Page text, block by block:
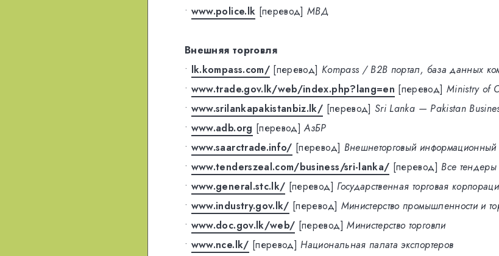
• www.police.lk [перевод] МВД
Внешняя торговля
• lk.kompass.com/ [перевод] Kompass / B2B портал, база данных
• www.trade.gov.lk/web/index.php?lang=en [перевод] Ministry of
• www.srilankapakistanbiz.lk/ [перевод] Sri Lanka — Pakistan
• www.adb.org [перевод] АзБР
• www.saarctrade.info/ [перевод] Внешнеторговый
• www.tenderszeal.com/business/sri-lanka/ [перевод] Все
• www.general.stc.lk/ [перевод] Государственная торговая
• www.industry.gov.lk/ [перевод] Министерство промышленности и
• www.doc.gov.lk/web/ [перевод] Министерство торговли
• www.nce.lk/ [перевод] Национальная палата экспортеров